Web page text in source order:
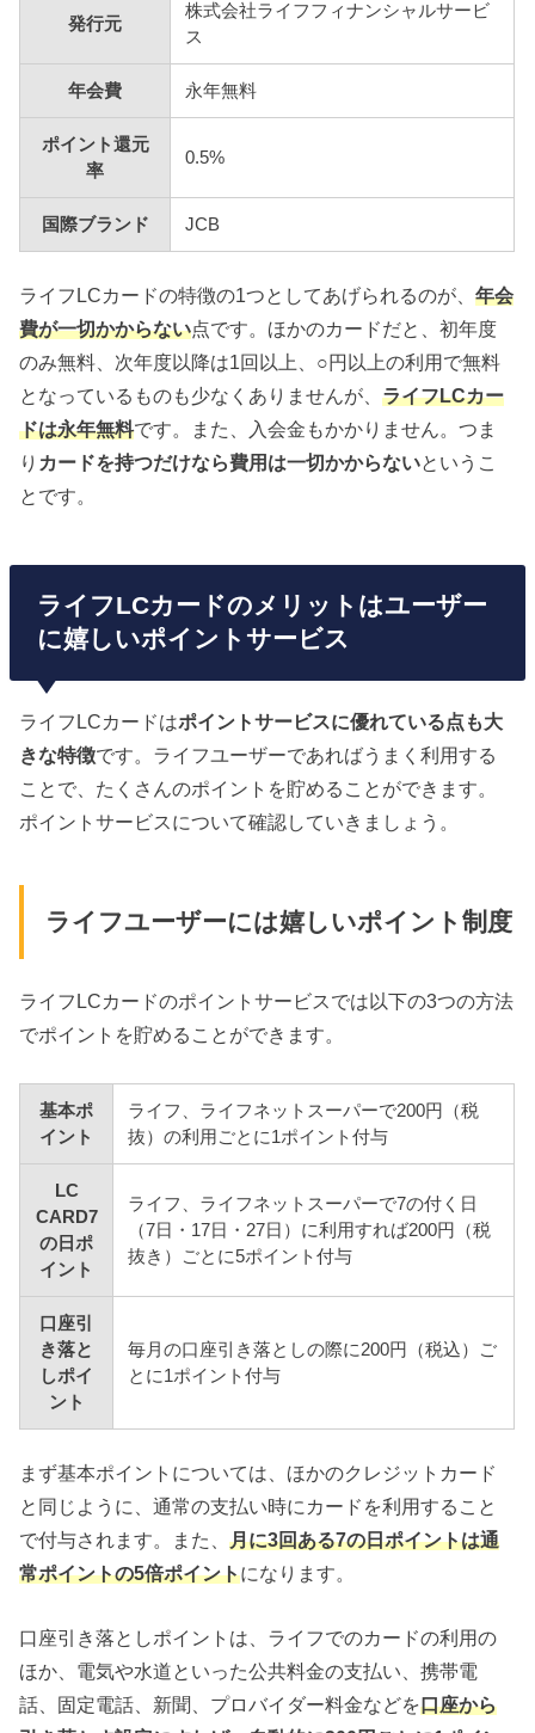
発行元
株式会社ライフフィナンシャルサービ
ス
年会費 永年無料
ポイント還元
率
0.5%
国際ブランド JCB
ライフLCカードの特徴の1つとしてあげられるのが、年会
費が一切かからない点です。ほかのカードだと、初年度
のみ無料、次年度以降は1回以上、○円以上の利用で無料
となっているものも少なくありませんが、ライフLCカー
ドは永年無料です。また、入会金もかかりません。つま
り カードを持つだけなら費用は一切かからないというこ
とです。
ライフLCカードのメリットはユーザー
に嬉しいポイントサービス
ライフLCカードはポイントサービスに優れている点も大
きな特徴です。ライフユーザーであればうまく利用する
ことで、たくさんのポイントを貯めることができます。
ポイントサービスについて確認していきましょう。
ライフユーザーには嬉しいポイント制度
ライフLCカードのポイントサービスでは以下の3つの方法
でポイントを貯めることができます。
基本ポ
イント
ライフ、ライフネットスーパーで200円（税
抜）の利用ごとに1ポイント付与
LC
CARD7
の日ポ
イント
ライフ、ライフネットスーパーで7の付く日
（7日・17日・27日）に利用すれば200円（税
抜き）ごとに5ポイント付与
口座引
き落と
しポイ
ント
毎月の口座引き落としの際に200円（税込）ご
とに1ポイント付与
まず基本ポイントについては、ほかのクレジットカード
と同じように、通常の支払い時にカードを利用すること
で付与されます。また、月に3回ある7の日ポイントは通
常ポイントの5倍ポイントになります。
口座引き落としポイントは、ライフでのカードの利用の
ほか、電気や水道といった公共料金の支払い、携帯電
話、固定電話、新聞、プロバイダー料金などを口座から